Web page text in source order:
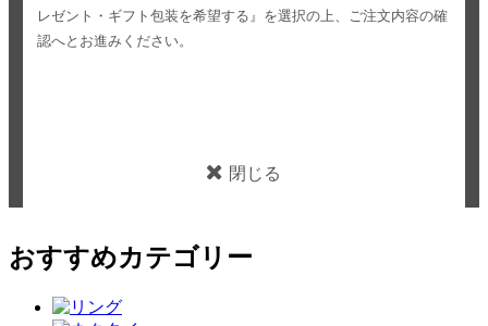
レゼント・ギフト包装を希望する』を選択の上、ご注文内容の確
認へとお進みください。
閉じる
おすすめカテゴリー